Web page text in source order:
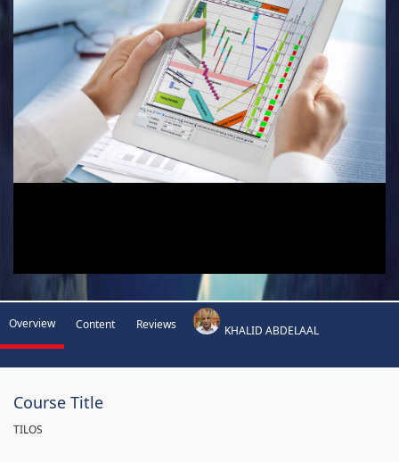
Overview Content Reviews KHALID ABDELAAL
Course Title
TILOS